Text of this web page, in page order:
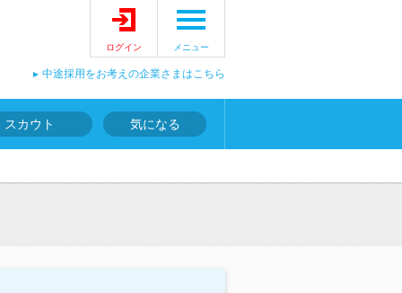
ログイン メニュー
中途採用をお考えの企業さまはこちら
スカウト 気になる